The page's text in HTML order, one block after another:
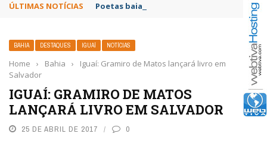
ÚLTIMAS NOTÍCIAS Poetas baianos representam o Brasil no
BAHIA DESTAQUES IGUAÍ NOTÍCIAS
Home › Bahia ›
Iguaí: Gramiro de Matos lançará livro em
Salvador
IGUAÍ: GRAMIRO DE MATOS
LANÇARÁ LIVRO EM SALVADOR
25 DE ABRIL DE 2017 0